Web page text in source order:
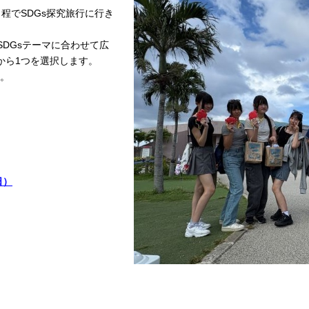
でSDGs探究旅行に行き
テーマに合わせて広
1つを選択します。